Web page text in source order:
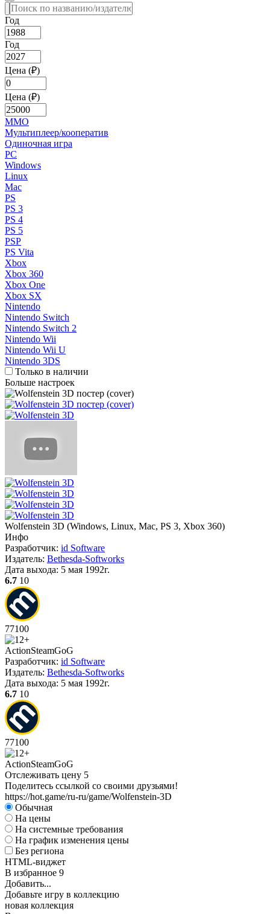
Год
Год
Цена (₽)
Цена (₽)
MMO
Мультиплеер/кооператив
Одиночная игра
PC
Windows
Linux
Mac
PS
PS 3
PS 4
PS 5
PSP
PS Vita
Xbox
Xbox 360
Xbox One
Xbox SX
Nintendo
Nintendo Switch
Nintendo Switch 2
Nintendo Wii
Nintendo Wii U
Nintendo 3DS
Только в наличии
Больше настроек
Wolfenstein 3D (Windows, Linux, Mac, PS 3, Xbox 360)
Инфо
Разработчик: id Software
Издатель: Bethesda-Softworks
Дата выхода: 5 мая 1992г.
6.7 10
77100
ActionSteamGoG
Разработчик: id Software
Издатель: Bethesda-Softworks
Дата выхода: 5 мая 1992г.
6.7 10
77100
ActionSteamGoG
Отслеживать цену 5
Поделитесь ссылкой со своими друзьями!
https://hot.game/ru-ru/game/Wolfenstein-3D
Обычная
На цены
На системные требования
На график изменения цены
Без региона
HTML-виджет
В избранное 9
Добавить...
Добавьте игру в коллекцию
новая коллекция